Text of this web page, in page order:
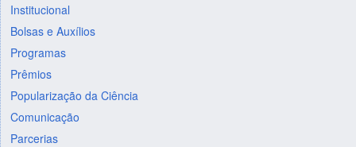
Institucional
Bolsas e Auxílios
Programas
Prêmios
Popularização da Ciência
Comunicação
Parcerias